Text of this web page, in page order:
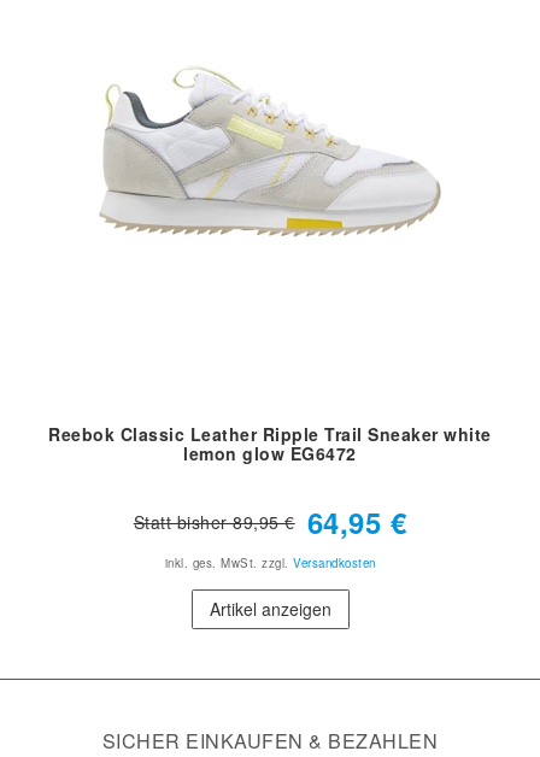
Reebok Classic Leather Ripple Trail Sneaker white
lemon glow EG6472
Statt bisher 89,95 € 64,95 €
inkl. ges. MwSt. zzgl. Versandkosten
Artikel anzeigen
SICHER EINKAUFEN & BEZAHLEN